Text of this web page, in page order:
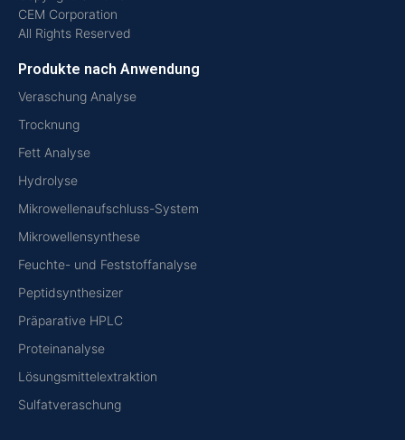
CEM Corporation
All Rights Reserved
Produkte nach Anwendung
Veraschung Analyse
Trocknung
Fett Analyse
Hydrolyse
Mikrowellenaufschluss-System
Mikrowellensynthese
Feuchte- und Feststoffanalyse
Peptidsynthesizer
Präparative HPLC
Proteinanalyse
Lösungsmittelextraktion
Sulfatveraschung